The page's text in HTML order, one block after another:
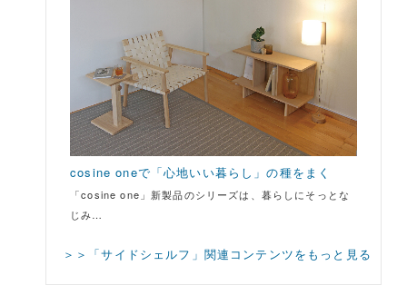
cosine oneで「心地いい暮らし」の種をまく
「cosine one」新製品のシリーズは、暮らしにそっとな
じみ…
＞＞「サイドシェルフ」関連コンテンツをもっと見る